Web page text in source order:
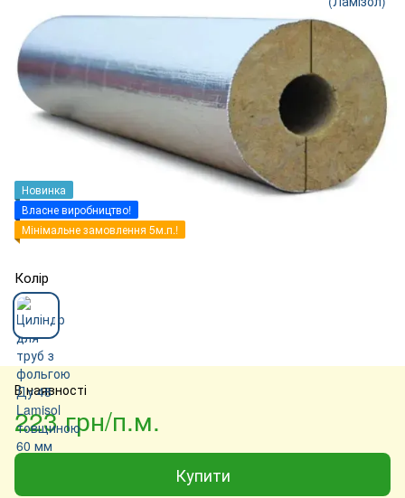
Новинка
Власне виробництво!
Мінімальне замовлення 5м.п.!
Колір
В наявності
223 грн/п.м.
Купити